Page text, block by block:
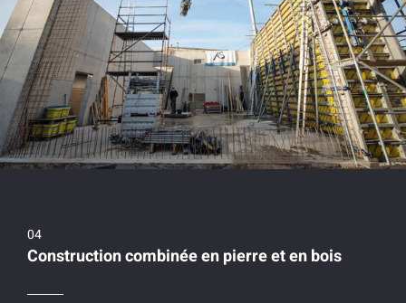
Construction combinée en pierre et en bois